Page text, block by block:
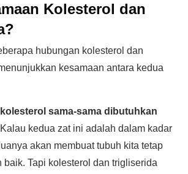
Kolesterol dan
hubungan kolesterol dan
kesamaan antara kedua
sama-sama dibutuhkan
Kalau kedua zat ini adalah dalam kadar
akan membuat tubuh kita tetap
baik. Tapi kolesterol dan trigliserida